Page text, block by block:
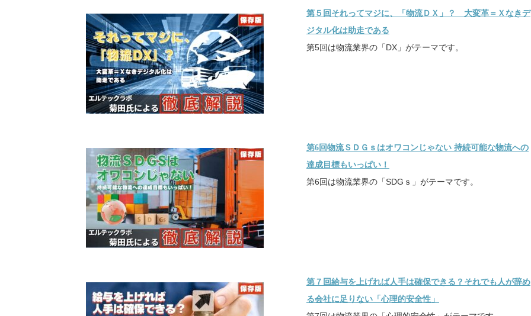
第５回それってマジに、「物流ＤＸ」？ 大変革＝Ｘなきデ
ジタル化は助走である
第5回は物流業界の「DX」がテーマです。
第6回物流ＳＤＧｓはオワコンじゃない 持続可能な物流への
達成目標もいっぱい！
第6回は物流業界の「SDGｓ」がテーマです。
第７回給与を上げれば人手は確保できる？それでも人が辞め
る会社に足りない「心理的安全性」